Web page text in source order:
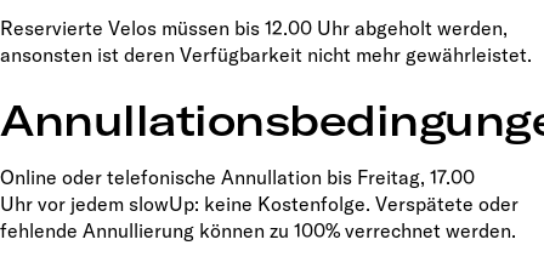
Reservierte Velos müssen bis 12.00 Uhr abgeholt werden,
ansonsten ist deren Verfügbarkeit nicht mehr gewährleistet.
Online oder telefonische Annullation bis Freitag, 17.00
Uhr vor jedem slowUp: keine Kostenfolge. Verspätete oder
fehlende Annullierung können zu 100% verrechnet werden.